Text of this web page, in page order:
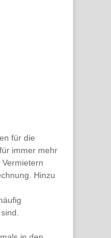
für die
immer mehr
Hinzu